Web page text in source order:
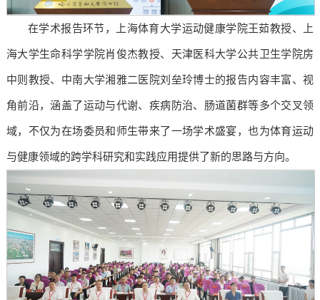
在学术报告环节，上海体育大学运动健康学院王茹教授、上
海大学生命科学学院肖俊杰教授、天津医科大学公共卫生学院房
中则教授、中南大学湘雅二医院刘垒玲博士的报告内容丰富、视
角前沿，涵盖了运动与代谢、疾病防治、肠道菌群等多个交叉领
域，不仅为在场委员和师生带来了一场学术盛宴，也为体育运动
与健康领域的跨学科研究和实践应用提供了新的思路与方向。